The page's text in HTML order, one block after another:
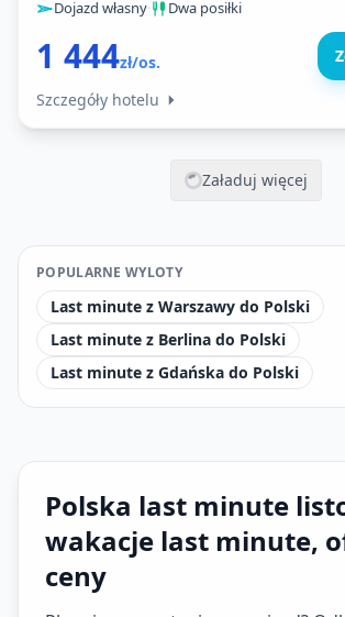
Dojazd własny· Dwa posiłki
1 444zł/os.
Szczegóły hotelu
Załaduj więcej
POPULARNE WYLOTY
Last minute z Warszawy do Polski
Last minute z Berlina do Polski
Last minute z Gdańska do Polski
Polska last minute
wakacje last minute,
ceny